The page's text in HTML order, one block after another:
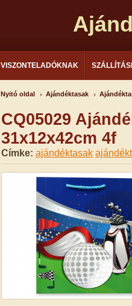
VISZONTELADÓKNAK
Nyitó oldal Ajándéktasak
CQ05029
31x12x42cm 4f
Címke: ajándéktasak